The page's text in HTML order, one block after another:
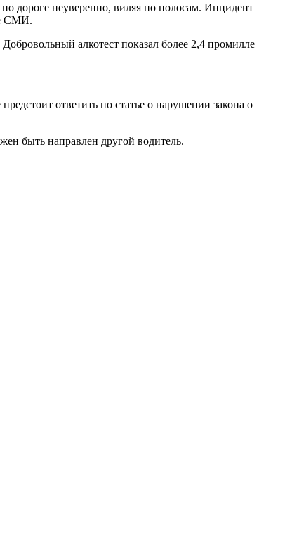
дороге неуверенно, виляя по полосам. Инцидент
СМИ.
алкотест показал более 2,4 промилле
ответить по статье о нарушении закона о
быть направлен другой водитель.